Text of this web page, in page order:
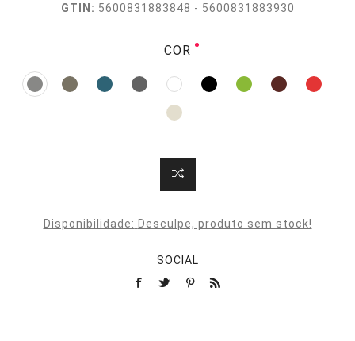
GTIN: 5600831883848 - 5600831883930
COR
Disponibilidade: Desculpe, produto sem stock!
SOCIAL